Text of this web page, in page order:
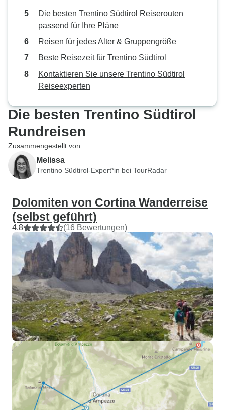
hat eine
am Griff. Das
etwas schwerer,
zusätzliche
und obwohl ich
meiner
Eurobike
Fahrrädern
sind billig, aber
notwendig.
Die besten Trentino Südtirol Reiserouten
passend für Ihre Pläne
Reisen für jedes Alter & Gruppengröße
Beste Reisezeit für Trentino Südtirol
Kontaktieren Sie unsere Trentino Südtirol
Reiseexperten
Die besten Trentino Südtirol
Rundreisen
Zusammengestellt von
Melissa
Trentino Südtirol-Expert*in bei TourRadar
Dolomiten von Cortina Wanderreise
(selbst geführt)
4,8 (16 Bewertungen)